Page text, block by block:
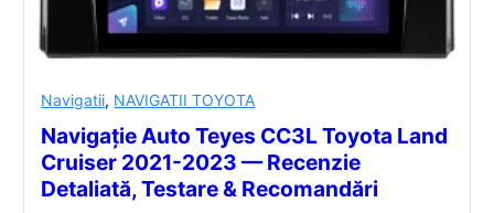
Navigatii, NAVIGATII TOYOTA
Navigație Auto Teyes CC3L Toyota Land
Cruiser 2021-2023 — Recenzie
Detaliată, Testare & Recomandări